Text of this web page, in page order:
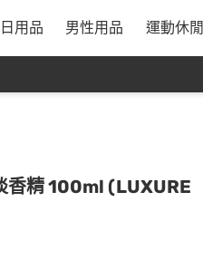
日用品 男性用品 運動休閒
香精 100ml (LUXURE